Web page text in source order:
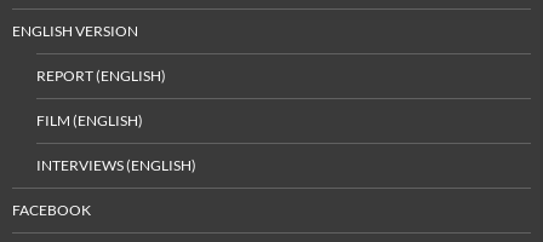
ENGLISH VERSION
REPORT (ENGLISH)
FILM (ENGLISH)
INTERVIEWS (ENGLISH)
FACEBOOK